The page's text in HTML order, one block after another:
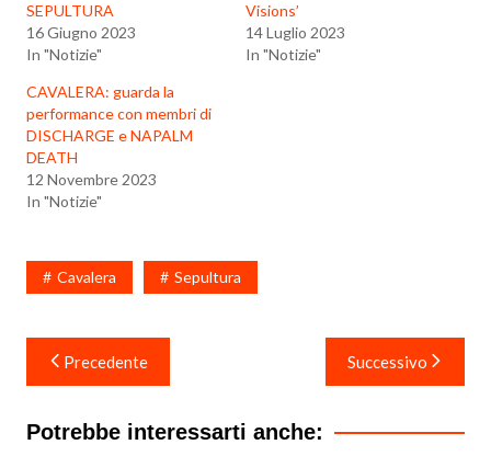
SEPULTURA
16 Giugno 2023
In "Notizie"
Visions’
14 Luglio 2023
In "Notizie"
CAVALERA: guarda la
performance con membri di
DISCHARGE e NAPALM
DEATH
12 Novembre 2023
In "Notizie"
Cavalera Sepultura
Navigazione
articoli
Precedente Successivo
Potrebbe interessarti anche: